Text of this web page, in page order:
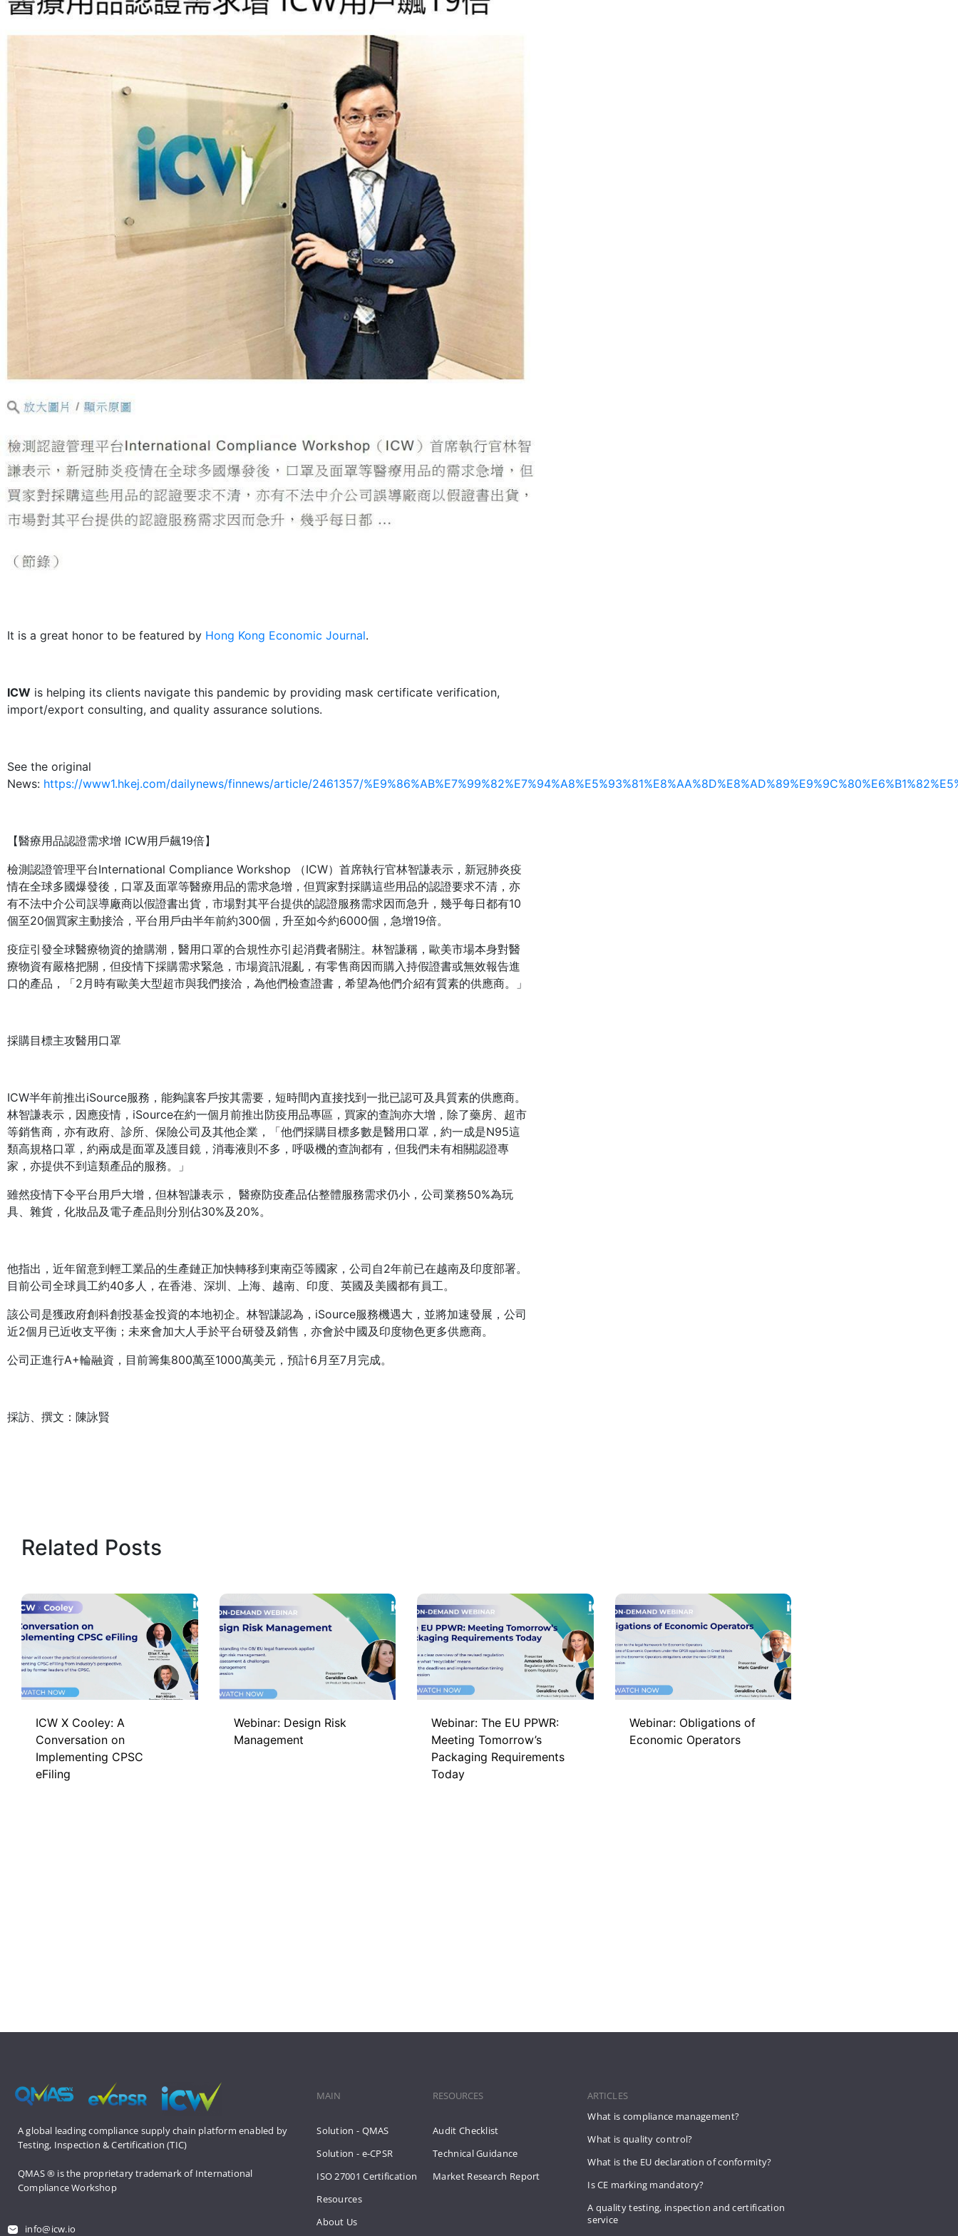
It is a great honor to be featured by Hong Kong Economic Journal.
ICW is helping its clients navigate this pandemic by providing mask certificate verification,
import/export consulting, and quality assurance solutions.
See the original
News: https://www1.hkej.com/dailynews/finnews/article/2461357/
【醫療用品認證需求增 ICW用戶飆19倍】
檢測認證管理平台International Compliance Workshop （ICW）首席執行官林智謙表示，新冠肺炎疫
情在全球多國爆發後，口罩及面罩等醫療用品的需求急增，但買家對採購這些用品的認證要求不清，亦
有不法中介公司誤導廠商以假證書出貨，市場對其平台提供的認證服務需求因而急升，幾乎每日都有10
個至20個買家主動接洽，平台用戶由半年前約300個，升至如今約6000個，急增19倍。
疫症引發全球醫療物資的搶購潮，醫用口罩的合規性亦引起消費者關注。林智謙稱，歐美市場本身對醫
療物資有嚴格把關，但疫情下採購需求緊急，市場資訊混亂，有零售商因而購入持假證書或無效報告進
口的產品，「2月時有歐美大型超市與我們接洽，為他們檢查證書，希望為他們介紹有質素的供應商。」
採購目標主攻醫用口罩
ICW半年前推出iSource服務，能夠讓客戶按其需要，短時間內直接找到一批已認可及具質素的供應商。
林智謙表示，因應疫情，iSource在約一個月前推出防疫用品專區，買家的查詢亦大增，除了藥房、超市
等銷售商，亦有政府、診所、保險公司及其他企業，「他們採購目標多數是醫用口罩，約一成是N95這
類高規格口罩，約兩成是面罩及護目鏡，消毒液則不多，呼吸機的查詢都有，但我們未有相關認證專
家，亦提供不到這類產品的服務。」
雖然疫情下令平台用戶大增，但林智謙表示， 醫療防疫產品佔整體服務需求仍小，公司業務50%為玩
具、雜貨，化妝品及電子產品則分別佔30%及20%。
他指出，近年留意到輕工業品的生產鏈正加快轉移到東南亞等國家，公司自2年前已在越南及印度部署。
目前公司全球員工約40多人，在香港、深圳、上海、越南、印度、英國及美國都有員工。
該公司是獲政府創科創投基金投資的本地初企。林智謙認為，iSource服務機遇大，並將加速發展，公司
近2個月已近收支平衡；未來會加大人手於平台研發及銷售，亦會於中國及印度物色更多供應商。
公司正進行A+輪融資，目前籌集800萬至1000萬美元，預計6月至7月完成。
採訪、撰文：陳詠賢
Related Posts
ICW X Cooley: A
Conversation on
Implementing CPSC
eFiling
Webinar: Design Risk
Management
Webinar: The EU PPWR:
Meeting Tomorrow’s
Packaging Requirements
Today
Webinar: Obligations of
Economic Operators
A global leading compliance supply chain platform enabled by
Testing, Inspection & Certification (TIC)
QMAS ® is the proprietary trademark of International
Compliance Workshop
info@icw.io
MAIN
Solution - QMAS
Solution - e-CPSR
ISO 27001 Certification
Resources
About Us
RESOURCES
Audit Checklist
Technical Guidance
Market Research Report
ARTICLES
What is compliance management?
What is quality control?
What is the EU declaration of conformity?
Is CE marking mandatory?
A quality testing, inspection and certification
service